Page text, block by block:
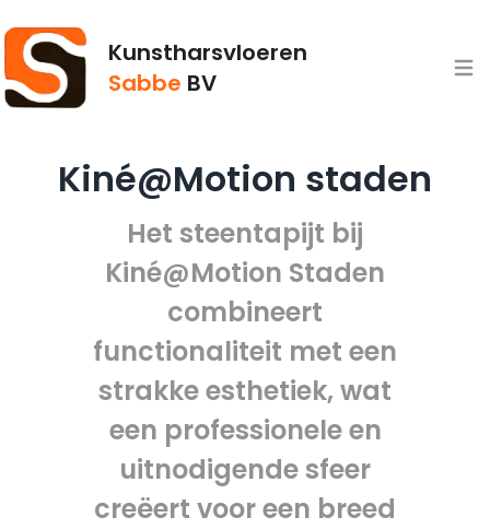
Kunstharsvloeren
Sabbe BV
Kiné@Motion staden
Het steentapijt bij
Kiné@Motion Staden
combineert
functionaliteit met een
strakke esthetiek, wat
een professionele en
uitnodigende sfeer
creëert voor een breed